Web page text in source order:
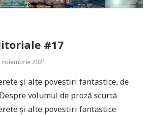
#17
noiembrie 2021
și alte povestiri fantastice, de
volumul de proză scurtă
și alte povestiri fantastice